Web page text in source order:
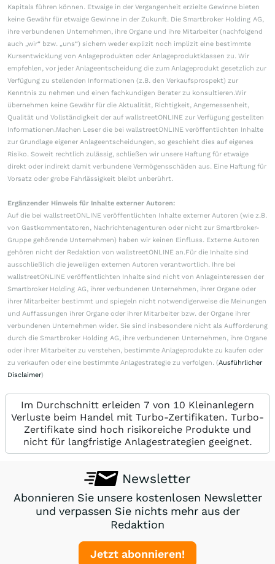
Kapitals führen können. Etwaige in der Vergangenheit erzielte Gewinne bieten
keine Gewähr für etwaige Gewinne in der Zukunft. Die Smartbroker Holding AG,
ihre verbundenen Unternehmen, ihre Organe und ihre Mitarbeiter (nachfolgend
auch „wir“ bzw. „uns“) sichern weder explizit noch implizit eine bestimmte
Kursentwicklung von Anlageprodukten oder Anlageproduktklassen zu. Wir
empfehlen, vor jeder Anlageentscheidung die zum Anlageprodukt gesetzlich zur
Verfügung zu stellenden Informationen (z.B. den Verkaufsprospekt) zur
Kenntnis zu nehmen und einen fachkundigen Berater zu konsultieren.Wir
übernehmen keine Gewähr für die Aktualität, Richtigkeit, Angemessenheit,
Qualität und Vollständigkeit der auf wallstreetONLINE zur Verfügung gestellten
Informationen.Machen Leser die bei wallstreetONLINE veröffentlichten Inhalte
zur Grundlage eigener Anlageentscheidungen, so geschieht dies auf eigenes
Risiko. Soweit rechtlich zulässig, schließen wir unsere Haftung für etwaige
direkt oder indirekt damit verbundene Vermögensschäden aus. Eine Haftung für
Vorsatz oder grobe Fahrlässigkeit bleibt unberührt.
Ergänzender Hinweis für Inhalte externer Autoren:
Auf die bei wallstreetONLINE veröffentlichten Inhalte externer Autoren (wie z.B.
von Gastkommentatoren, Nachrichtenagenturen oder nicht zur Smartbroker-
Gruppe gehörende Unternehmen) haben wir keinen Einfluss. Externe Autoren
gehören nicht der Redaktion von wallstreetONLINE an.Für die Inhalte sind
ausschließlich die jeweiligen externen Autoren verantwortlich. Ihre bei
wallstreetONLINE veröffentlichten Inhalte sind nicht von Anlageinteressen der
Smartbroker Holding AG, ihrer verbundenen Unternehmen, ihrer Organe oder
ihrer Mitarbeiter bestimmt und spiegeln nicht notwendigerweise die Meinungen
und Auffassungen ihrer Organe oder ihrer Mitarbeiter bzw. der Organe ihrer
verbundenen Unternehmen wider. Sie sind insbesondere nicht als Aufforderung
durch die Smartbroker Holding AG, ihre verbundenen Unternehmen, ihre Organe
oder ihrer Mitarbeiter zu verstehen, bestimmte Anlageprodukte zu kaufen oder
zu verkaufen oder eine bestimmte Anlagestrategie zu verfolgen. (Ausführlicher
Disclaimer)
Im Durchschnitt erleiden 7 von 10 Kleinanlegern
Verluste beim Handel mit Turbo-Zertifikaten. Turbo-
Zertifikate sind hoch risikoreiche Produkte und
nicht für langfristige Anlagestrategien geeignet.
Newsletter
Abonnieren Sie unsere kostenlosen Newsletter
und verpassen Sie nichts mehr aus der
Redaktion
Jetzt abonnieren!